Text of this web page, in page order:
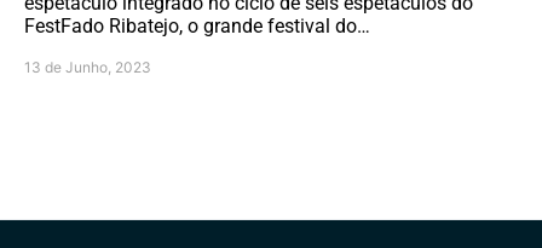
FestFado Ribatejo, o grande festival do…
13 de Junho, 2023